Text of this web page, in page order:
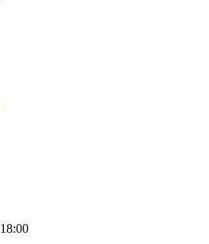
18:00